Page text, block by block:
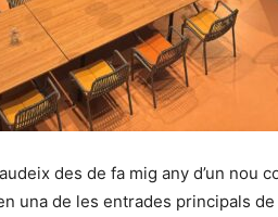
des de fa mig any d’un nou
una de les entrades principals de